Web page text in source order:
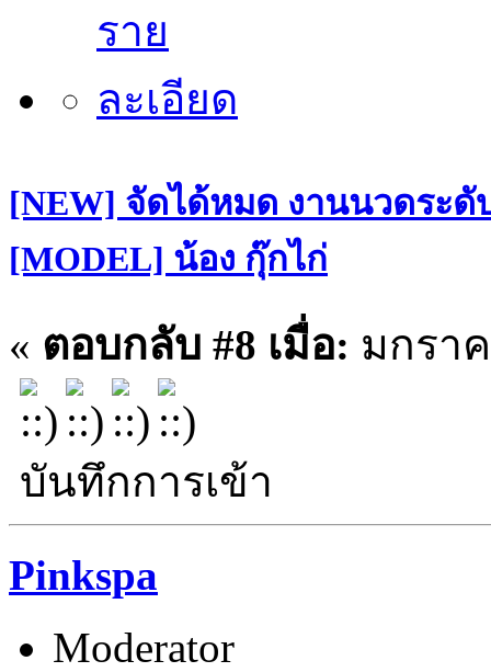
[NEW] จัดได้หมด งานนวดระดั
[MODEL] น้อง กุ๊กไก่
« ตอบกลับ #8 เมื่อ: มกราค
บันทึกการเข้า
Pinkspa
Moderator